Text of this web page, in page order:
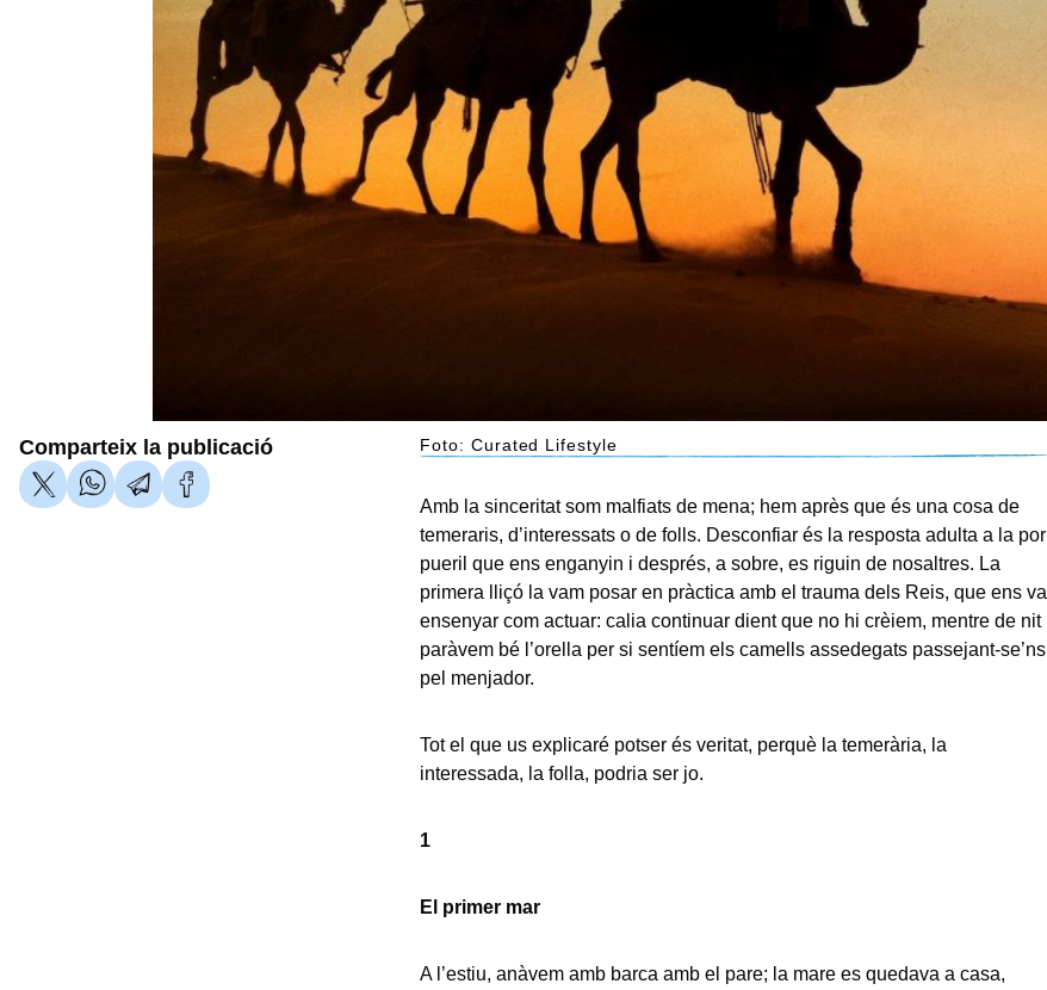
Foto: Curated Lifestyle
Comparteix la publicació
Amb la sinceritat som malfiats de mena; hem après que és una cosa de
temeraris, d’interessats o de folls. Desconfiar és la resposta adulta a la por
pueril que ens enganyin i després, a sobre, es riguin de nosaltres. La
primera lliçó la vam posar en pràctica amb el trauma dels Reis, que ens va
ensenyar com actuar: calia continuar dient que no hi crèiem, mentre de nit
paràvem bé l’orella per si sentíem els camells assedegats passejant-se’ns
pel menjador.
Tot el que us explicaré potser és veritat, perquè la temerària, la
interessada, la folla, podria ser jo.
1
El primer mar
A l’estiu, anàvem amb barca amb el pare; la mare es quedava a casa,